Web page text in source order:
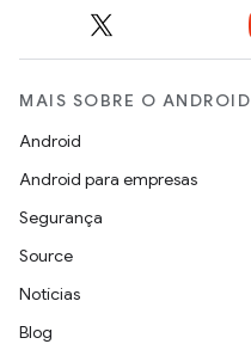
MAIS SOBRE O ANDROID
Android
Android para empresas
Segurança
Source
Notícias
Blog